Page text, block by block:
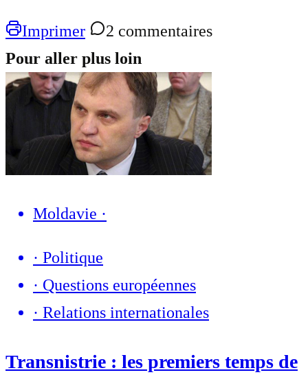
Imprimer
2 commentaires
Pour aller plus loin
Moldavie ·
· Politique
· Questions européennes
· Relations internationales
Transnistrie : les premiers temps de